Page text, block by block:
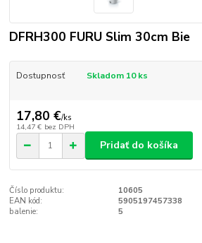
DFRH300 FURU Slim 30cm Bie
Dostupnosť Skladom 10 ks
17,80 €/ks
14,47 € bez DPH
Pridať do košíka
Číslo produktu:
10605
EAN kód:
5905197457338
balenie:
5